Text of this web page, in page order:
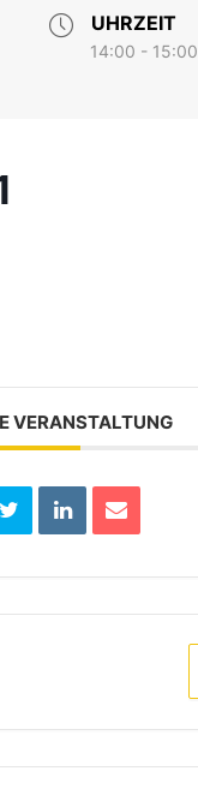
UHRZEIT
14:00 - 15:00
VERANSTALTUNG